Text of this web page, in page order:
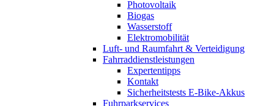
Photovoltaik
Biogas
Wasserstoff
Elektromobilität
Luft- und Raumfahrt & Verteidigung
Fahrraddienstleistungen
Expertentipps
Kontakt
Sicherheitstests E-Bike-Akkus
Fuhrparkservices